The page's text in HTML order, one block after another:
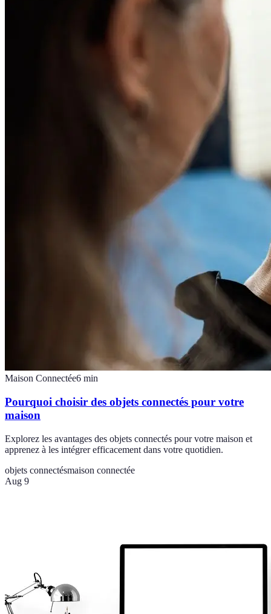
Maison Connectée6 min
Pourquoi choisir des objets connectés pour votre
maison
Explorez les avantages des objets connectés pour votre maison et
apprenez à les intégrer efficacement dans votre quotidien.
objets connectésmaison connectée
Aug 9